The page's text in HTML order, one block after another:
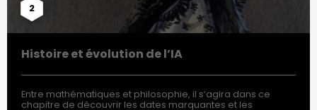
2
Histoire et évolution de l’IA
Entre mathématiques et philosophie, il s’agira dans ce
chapitre de découvrir les dates marquantes et les